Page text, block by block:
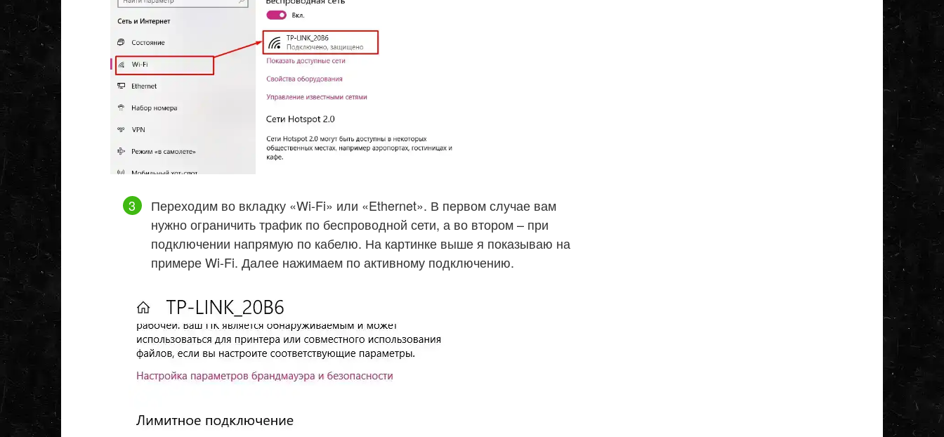
Переходим во вкладку «Wi-Fi» или «Ethernet». В первом случае вам
нужно ограничить трафик по беспроводной сети, а во втором – при
подключении напрямую по кабелю. На картинке выше я показываю на
примере Wi-Fi. Далее нажимаем по активному подключению.